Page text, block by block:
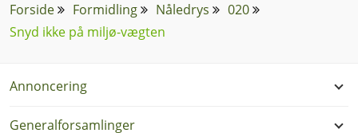
Forside Formidling Nåledrys
020
Snyd ikke på miljø-vægten
Annoncering
Generalforsamlinger